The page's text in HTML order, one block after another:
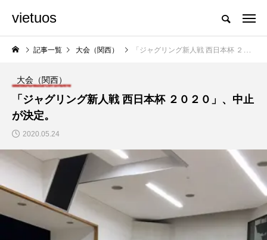
国内のジャグリング情報を収集・整理・発信するメディア
NEW POST
舞台
vietuos
記事一覧 大会（関西） 「ジャグリング新人戦 西日本杯 ２０２０」、中止が決定。
大会（関西）
「ジャグリング新人戦 西日本杯 ２０２０」、中止
が決定。
2020.05.24